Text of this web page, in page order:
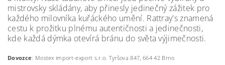
mistrovsky skládány, aby přinesly jedinečný zážitek pro
každého milovníka kuřáckého umění. Rattray's znamená
cestu k prožitku plnému autentičnosti a jedinečnosti,
kde každá dýmka otevírá bránu do světa výjimečnosti.
Dovozce: Mostex import-export s.r.o. Tyršova 847, 664 42 Brno